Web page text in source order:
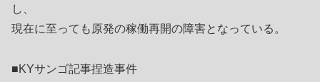
し、
現在に至っても原発の稼働再開の障害となっている。
■KYサンゴ記事捏造事件